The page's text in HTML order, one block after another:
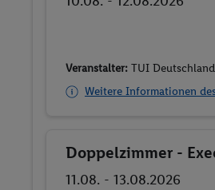
Veranstalter: TUI
Weitere Informationen
Buchen
Doppelzimmer -
11.08. - 13.08.2026